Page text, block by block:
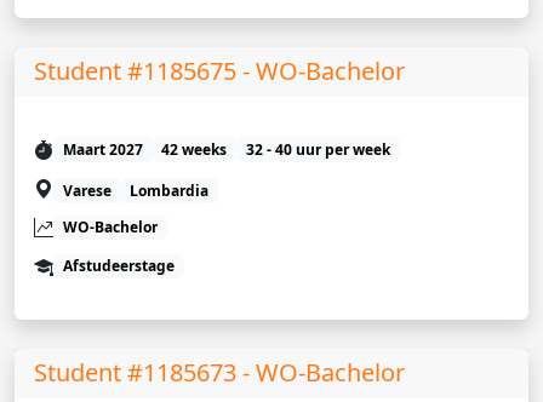
Student #1185675 - WO-Bachelor
Maart 2027 42 weeks
32 - 40 uur per week
Varese
Lombardia
WO-Bachelor
Afstudeerstage
Student #1185673 - WO-Bachelor